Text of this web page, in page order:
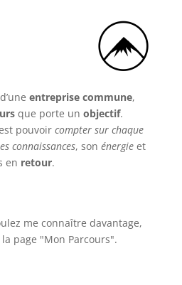
entreprise commune,
que porte un objectif.
pouvoircompter sur chaque
connaissances, son énergieet
en retour.
me connaître davantage,
page "Mon Parcours".